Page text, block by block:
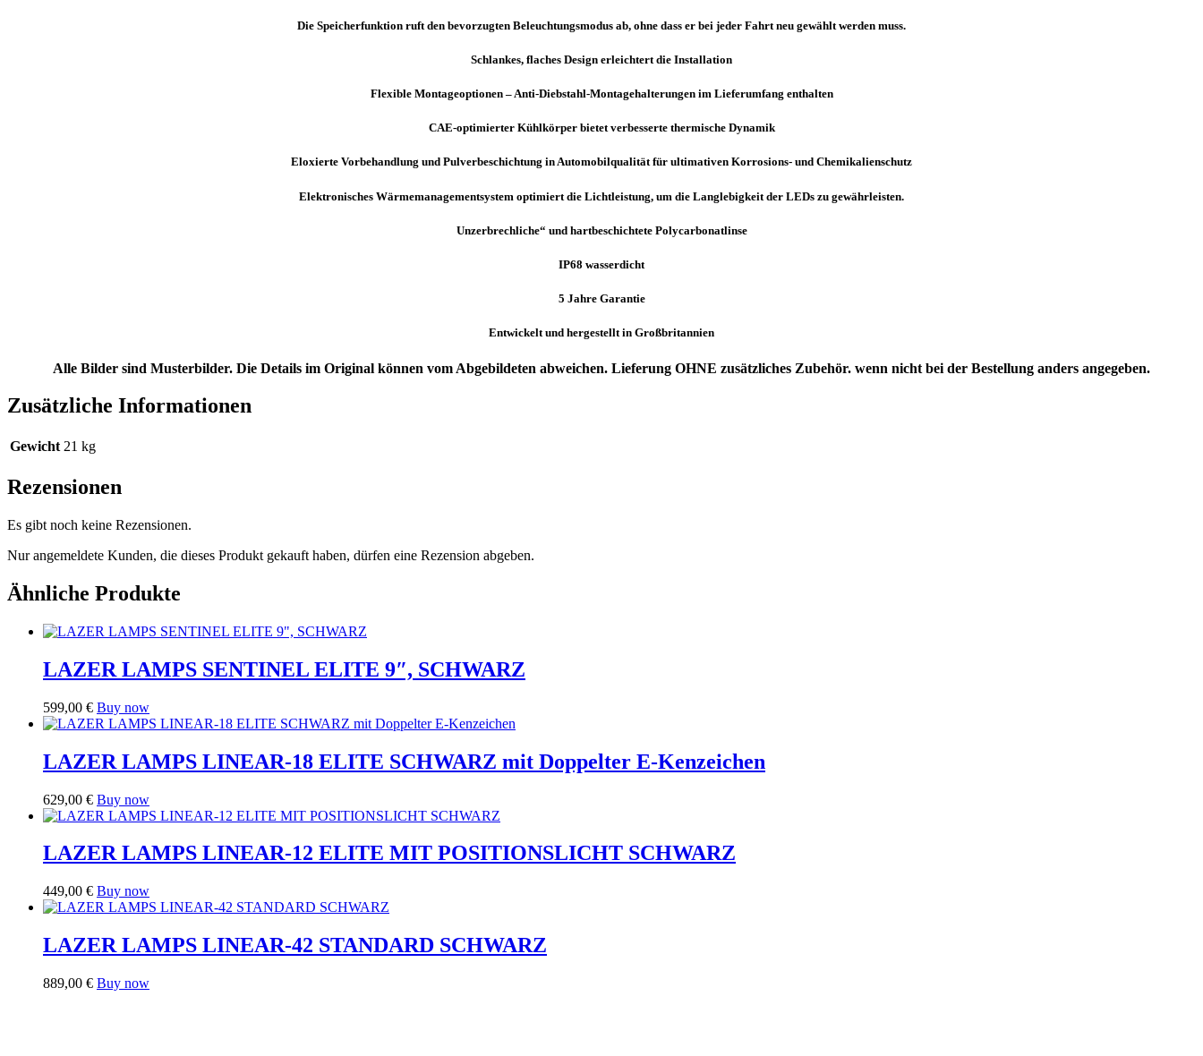
Die Speicherfunktion ruft den bevorzugten Beleuchtungsmodus ab, ohne dass er bei jeder Fahrt neu gewählt werden muss.
Schlankes, flaches Design erleichtert die Installation
Flexible Montageoptionen – Anti-Diebstahl-Montagehalterungen im Lieferumfang enthalten
CAE-optimierter Kühlkörper bietet verbesserte thermische Dynamik
Eloxierte Vorbehandlung und Pulverbeschichtung in Automobilqualität für ultimativen Korrosions- und Chemikalienschutz
Elektronisches Wärmemanagementsystem optimiert die Lichtleistung, um die Langlebigkeit der LEDs zu gewährleisten.
Unzerbrechliche“ und hartbeschichtete Polycarbonatlinse
IP68 wasserdicht
5 Jahre Garantie
Entwickelt und hergestellt in Großbritannien
Alle Bilder sind Musterbilder. Die Details im Original können vom Abgebildeten abweichen. Lieferung OHNE zusätzliches Zubehör. wenn nicht bei der Bestellung anders angegeben.
Zusätzliche Informationen
Gewicht 21 kg
Rezensionen
Es gibt noch keine Rezensionen.
Nur angemeldete Kunden, die dieses Produkt gekauft haben, dürfen eine Rezension abgeben.
Ähnliche Produkte
LAZER LAMPS SENTINEL ELITE 9″, SCHWARZ
599,00 € Buy now
LAZER LAMPS LINEAR-18 ELITE SCHWARZ mit Doppelter E-Kenzeichen
629,00 € Buy now
LAZER LAMPS LINEAR-12 ELITE MIT POSITIONSLICHT SCHWARZ
449,00 € Buy now
LAZER LAMPS LINEAR-42 STANDARD SCHWARZ
889,00 € Buy now